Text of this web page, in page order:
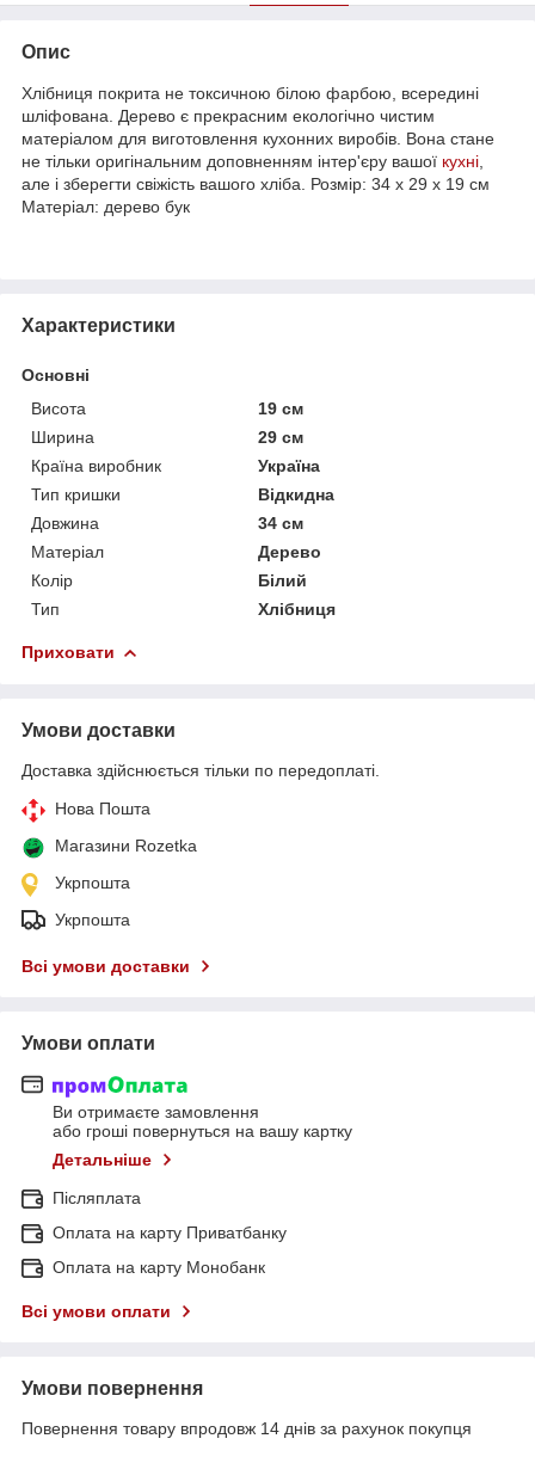
Опис
Хлібниця покрита не токсичною білою фарбою, всередині
шліфована. Дерево є прекрасним екологічно чистим
матеріалом для виготовлення кухонних виробів. Вона стане
не тільки оригінальним доповненням інтер'єру вашої кухні
але і зберегти свіжість вашого хліба. Розмір: 34 х 29 х 19 см
Матеріал: дерево бук
Характеристики
Основні
Висота
19 см
Ширина
29 см
Країна виробник
Україна
Тип кришки
Відкидна
Довжина
34 см
Матеріал
Дерево
Колір
Білий
Тип
Хлібниця
Приховати
Умови доставки
Доставка здійснюється тільки по передоплаті.
Нова Пошта
Магазини Rozetka
Укрпошта
Укрпошта
Всі умови доставки
Умови оплати
Ви отримаєте замовлення
або гроші повернуться на вашу картку
Детальніше
Післяплата
Оплата на карту Приватбанку
Оплата на карту Монобанк
Всі умови оплати
Умови повернення
Повернення товару впродовж 14 днів за рахунок покупця